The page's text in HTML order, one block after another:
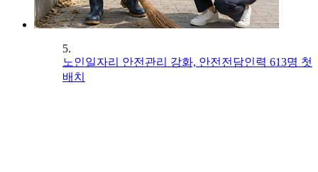
5.
노인일자리 안전관리 강화, 안전전담인력 613명 첫
배치